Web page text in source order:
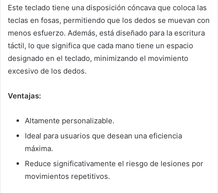
Este teclado tiene una disposición cóncava que coloca las
teclas en fosas, permitiendo que los dedos se muevan con
menos esfuerzo. Además, está diseñado para la escritura
táctil, lo que significa que cada mano tiene un espacio
designado en el teclado, minimizando el movimiento
excesivo de los dedos.
Ventajas:
Altamente personalizable.
Ideal para usuarios que desean una eficiencia
máxima.
Reduce significativamente el riesgo de lesiones por
movimientos repetitivos.